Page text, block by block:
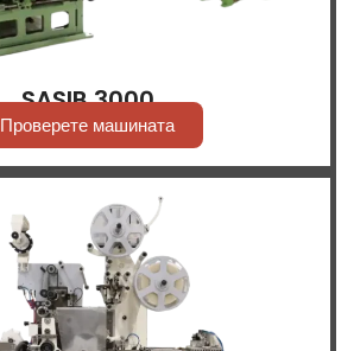
SASIB 3000
Проверете машината